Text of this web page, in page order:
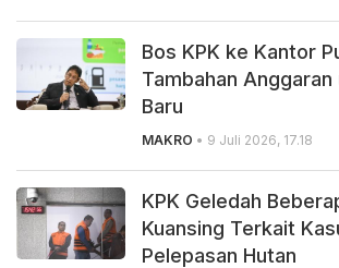
Bos KPK ke Kantor
Tambahan
Baru
MAKRO • 9 Juli 2026, 17.18
KPK Geledah
Kuansing Terkait
Pelepasan Hutan